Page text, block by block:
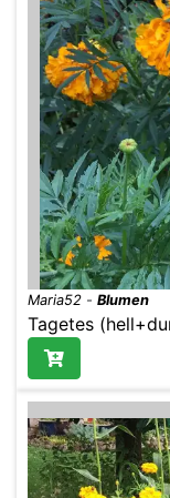
Maria52 - Blumen
Tagetes